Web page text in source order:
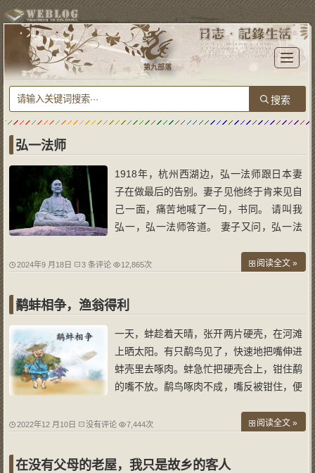
T
o
l
e
n
i
n
第九部落
弘一法师
1918年，杭州西湖边，弘一法师跟日本妻
子在做最后的告别。妻子见他终于肯来见自
己一面，痛苦地喊了一句，书同。 请叫我
弘一，弘一法师答道。 妻子又问，弘一法
慈悲。 妻子喃喃道:慈悲对世上，为何独独
留给妻子，乘船而去。 半世繁华半世僧，
世
2024年9 月18日 3 条评论 12,865次 阅读全文 »
鹬蚌相争，渔翁得利
一天，蚌趁着天晴，张开两片硬壳，在河滩
上晒太阳。有只鹬鸟见了，快速地把嘴伸进
蚌壳里去啄肉。蚌急忙把硬壳合上，钳住鹬
的嘴不放。鹬鸟啄肉不成，嘴反被钳住，便
天不下雨，明天不下雨，把你干死？”蚌毫
住。今天拔不出，明天拔不出，把你饿死
2022年12 月10日 没有评论 7,444次 阅读全文 »
在没有父母的老屋，我只是故乡的客人